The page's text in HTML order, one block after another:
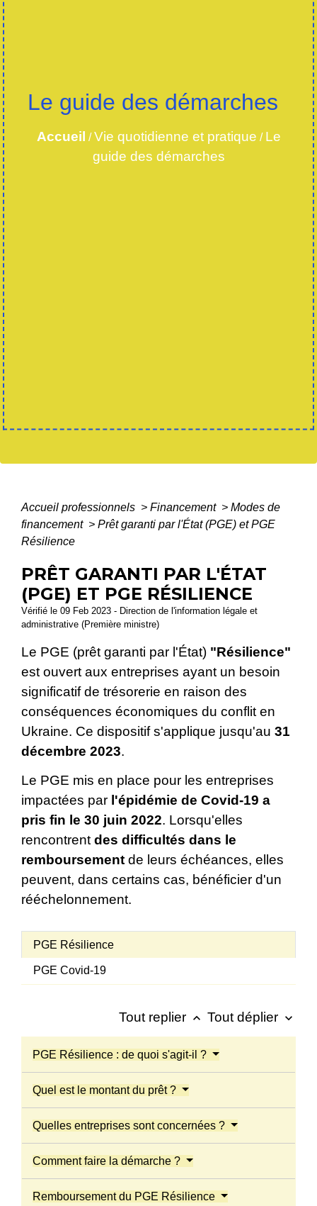
Le guide des démarches
Accueil /Vie quotidienne et pratique / Le
guide des démarches
Accueil professionnels > Financement > Modes de
financement > Prêt garanti par l'État (PGE) et PGE
Résilience
PRÊT GARANTI PAR L'ÉTAT
(PGE) ET PGE RÉSILIENCE
Vérifié le 09 Feb 2023 - Direction de l'information légale et
administrative (Première ministre)
Le PGE (prêt garanti par l'État) "Résilience"
est ouvert aux entreprises ayant un besoin
significatif de trésorerie en raison des
conséquences économiques du conflit en
Ukraine. Ce dispositif s'applique jusqu'au 31
décembre 2023.
Le PGE mis en place pour les entreprises
impactées par l'épidémie de Covid-19 a
pris fin le 30 juin 2022. Lorsqu'elles
rencontrent des difficultés dans le
remboursement de leurs échéances, elles
peuvent, dans certains cas, bénéficier d'un
rééchelonnement.
PGE Résilience
PGE Covid-19
Tout replier keyboard_arrow_up Tout déplier keyboard_arrow_down
PGE Résilience : de quoi s'agit-il ?
Quel est le montant du prêt ?
Quelles entreprises sont concernées ?
Comment faire la démarche ?
Remboursement du PGE Résilience